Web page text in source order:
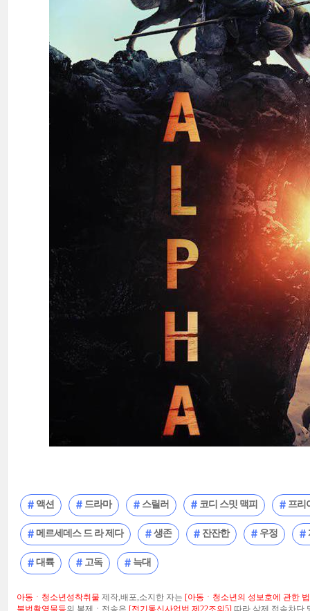
액션 드라마 스릴러 코디 스밋 맥피 프리
메르세데스 드 라 제다 생존 잔잔한 우정
대륙 고독 늑대
아동ㆍ청소년성착취물 제작,배포,소지한 자는 [아동ㆍ청소년의 성보호에 관한
불법촬영물등의 복제ㆍ전송은 [전기통신사업법 제22조의5] 따라 삭제.접속차단